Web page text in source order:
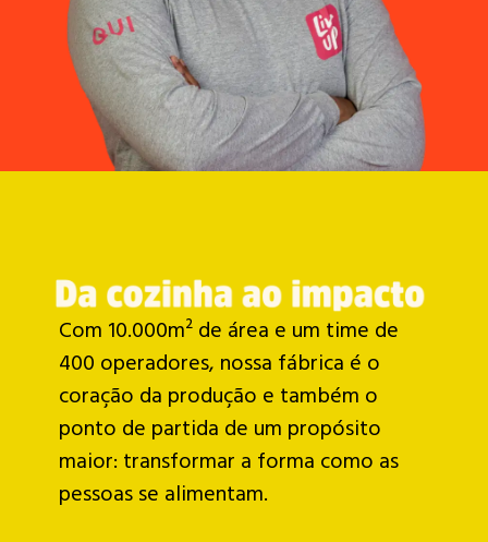
Com 10.000m² de área e um time de
400 operadores, nossa fábrica é o
coração da produção e também o
ponto de partida de um propósito
maior: transformar a forma como as
pessoas se alimentam.